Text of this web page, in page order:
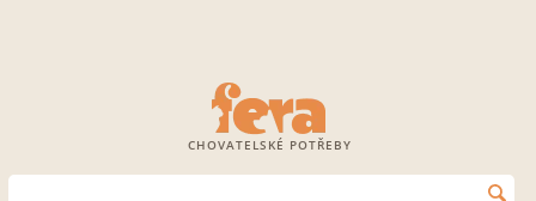
CHOVATELSKÉ POTŘEBY